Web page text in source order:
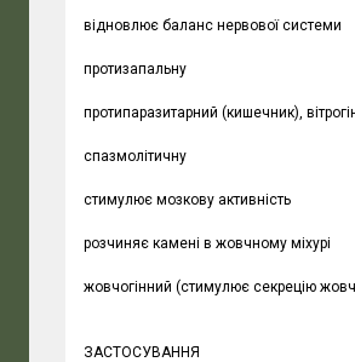
відновлює баланс нервової системи
протизапальну
протипаразитарний (кишечник),
спазмолітичну
стимулює мозкову активність
розчиняє камені в жовчному міхурі
жовчогінний (стимулює секрецію
ЗАСТОСУВАННЯ